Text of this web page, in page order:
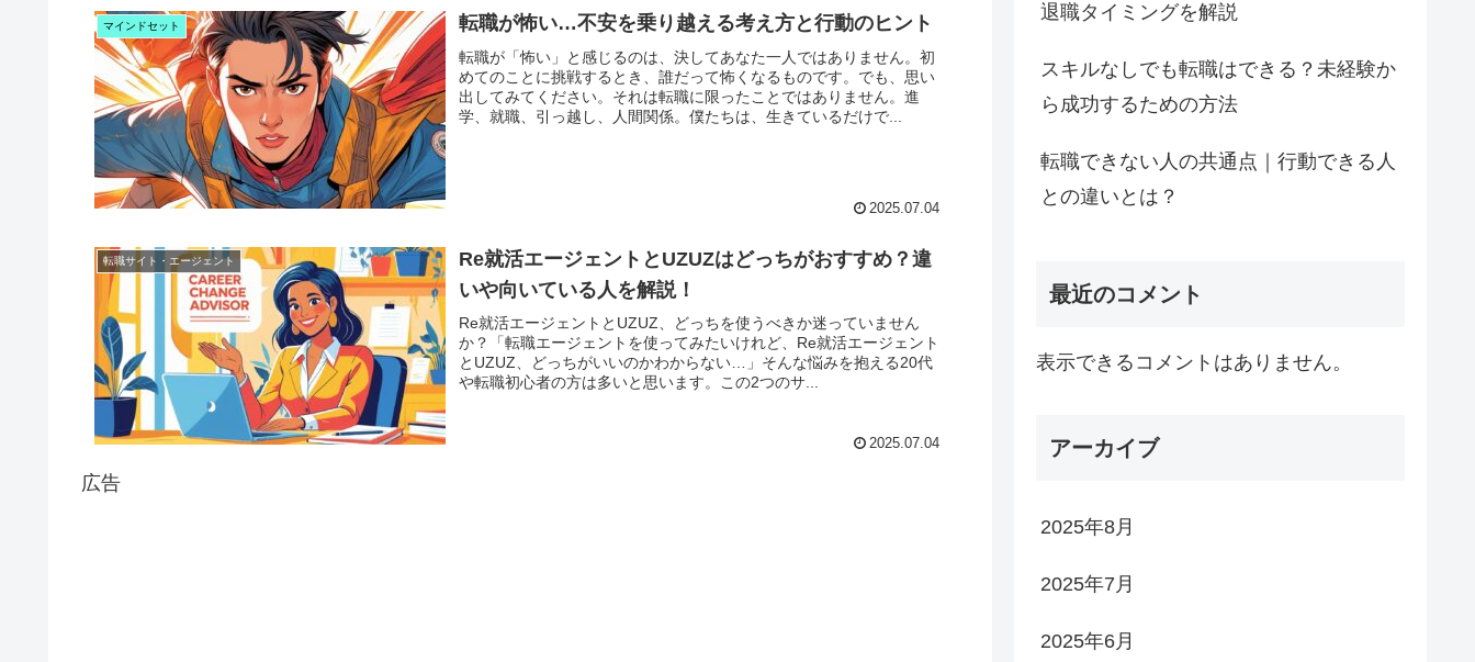
マインドセット 転職が怖い…不安を乗り越える考え方と行動のヒント
転職が「怖い」と感じるのは、決してあなた一人ではありません。初
めてのことに挑戦するとき、誰だって怖くなるものです。でも、思い
出してみてください。それは転職に限ったことではありません。進
学、就職、引っ越し、人間関係。僕たちは、生きているだけで...
2025.07.04
転職サイト・エージェント
Re就活エージェントとUZUZはどっちがおすすめ？違
いや向いている人を解説！
Re就活エージェントとUZUZ、どっちを使うべきか迷っていません
か？「転職エージェントを使ってみたいけれど、Re就活エージェント
とUZUZ、どっちがいいのかわからない…」そんな悩みを抱える20代
や転職初心者の方は多いと思います。この2つのサ...
2025.07.04
広告
退職タイミングを解説
スキルなしでも転職はできる？未経験か
ら成功するための方法
転職できない人の共通点｜行動できる人
との違いとは？
最近のコメント
表示できるコメントはありません。
アーカイブ
2025年8月
2025年7月
2025年6月